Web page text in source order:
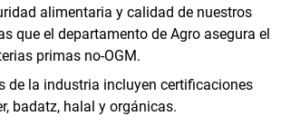
alimentaria y calidad de nuestros
que el departamento de Agro asegura el
primas no-OGM.
de la industria incluyen certificaciones
badatz, halal y orgánicas.